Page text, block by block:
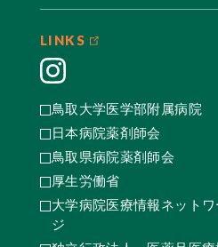
LINKS
鳥取大学医学部附属病院
日本病院薬剤師会
鳥取県病院薬剤師会
厚生労働省
大学病院医療情報ネット
ジ